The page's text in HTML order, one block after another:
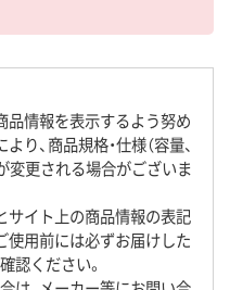
品情報を表示するよう努め
り、商品規格・仕様（容量、
変更される場合がございま
サイト上の商品情報の表記
使用前には必ずお届けした
認ください。